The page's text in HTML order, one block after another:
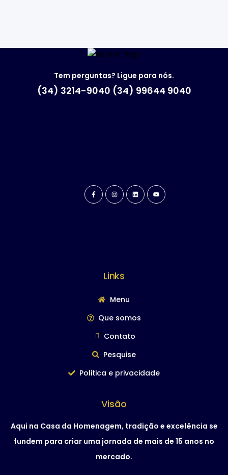
Tem perguntas? Ligue para nós.
(34) 3214-9040 (34) 99644 9040
Links
Menu
Que somos
Contato
Pesquise
Politica e privacidade
Visão
Aqui na Casa da Homenagem, tradição e excelência se
fundem para criar uma jornada de mais de 15 anos no
mercado.